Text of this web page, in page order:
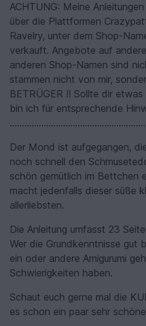
ACHTUNG: Meine
über die Plattformen
Ravelry, unter dem Shop-
verkauft. Angebote auf
anderen Shop-Namen sind
stammen nicht von mir,
BETRÜGER !! Sollte dir
bin ich für entsprechende
Der Mond ist aufgegangen,
noch schnell den
schön gemütlich im Bettchen
macht jedenfalls dieser süße
allerliebsten.
Die Anleitung umfasst 23
Wer die Grundkenntnisse gut
ein oder andere Amigurumi
Schwierigkeiten haben.
Schaut euch gerne mal die
es schon ein paar sehr